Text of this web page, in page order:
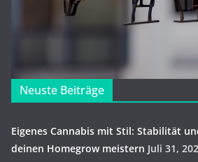
Neuste Beiträge
Eigenes Cannabis mit Stil: Stabilität
deinen Homegrow meistern Juli 31,